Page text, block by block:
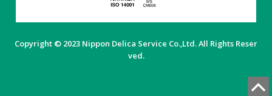
Copyright © 2023 Nippon Delica Service Co.,Ltd. All Rights Reser
ved.